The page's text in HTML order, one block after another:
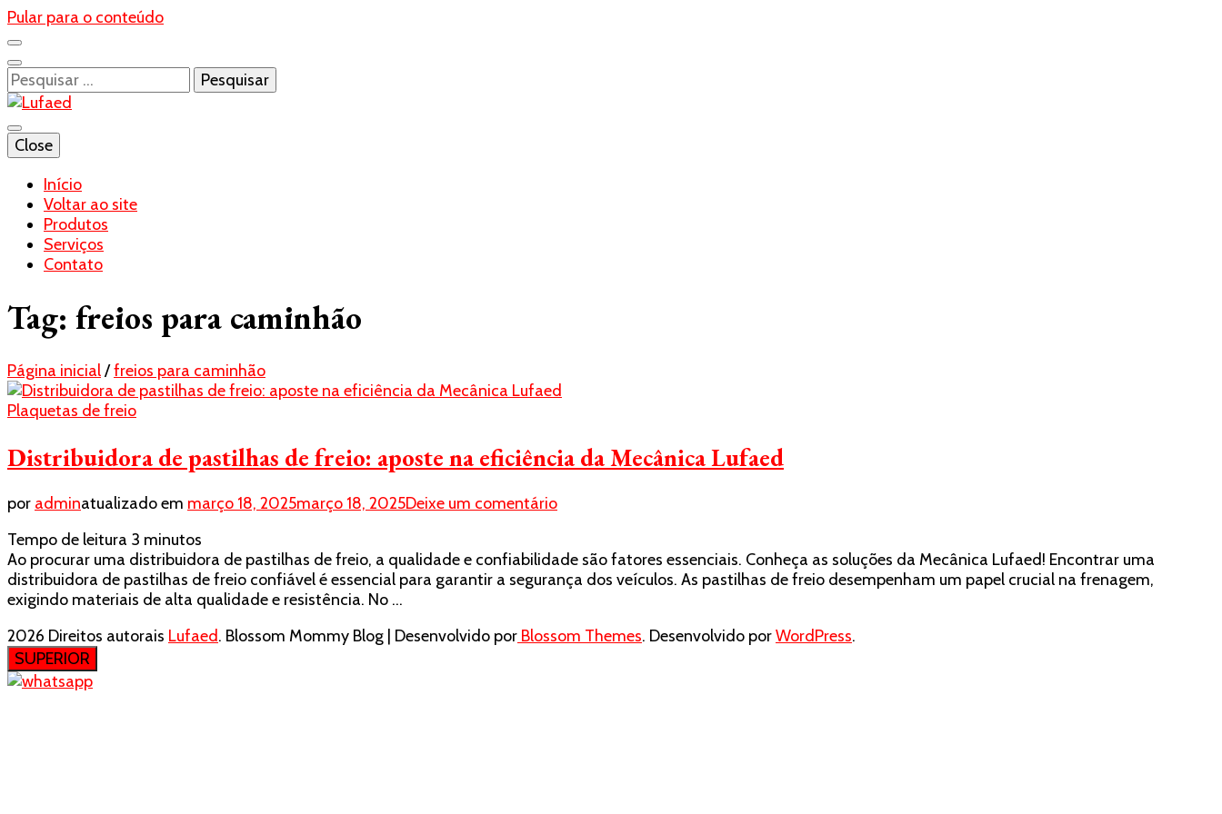
Pular para o conteúdo
Pesquisar
por:
Lufaed
Blog- Lufaed
Close
Início
Voltar ao site
Produtos
Serviços
Contato
Tag: freios para caminhão
Página inicial/freios para caminhão
Plaquetas de freio
Distribuidora de pastilhas de freio: aposte na eficiência da Mecânica Lufaed
por adminatualizado em março 18, 2025março 18, 2025Deixe um comentárioem
pastilhas
de
na
Tempo de leitura 3 minutos
Ao procurar uma distribuidora de pastilhas de freio, a qualidade e confiabilidade são fatores essenciais. Conheça as soluções da Mecânica Lufaed! Encontrar uma
distribuidora de pastilhas de freio confiável é essencial para garantir a segurança dos veículos. As pastilhas de freio desempenham um papel crucial na frenagem,
exigindo materiais de alta qualidade e resistência. No …
2026 Direitos autorais Lufaed. Blossom Mommy Blog | Desenvolvido por Blossom Themes. Desenvolvido porWordPress.
SUPERIOR